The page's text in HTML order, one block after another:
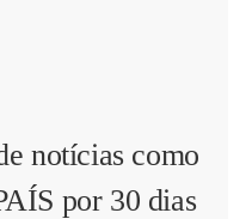
notícias como
por 30 dias